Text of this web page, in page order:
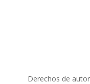
Derechos de